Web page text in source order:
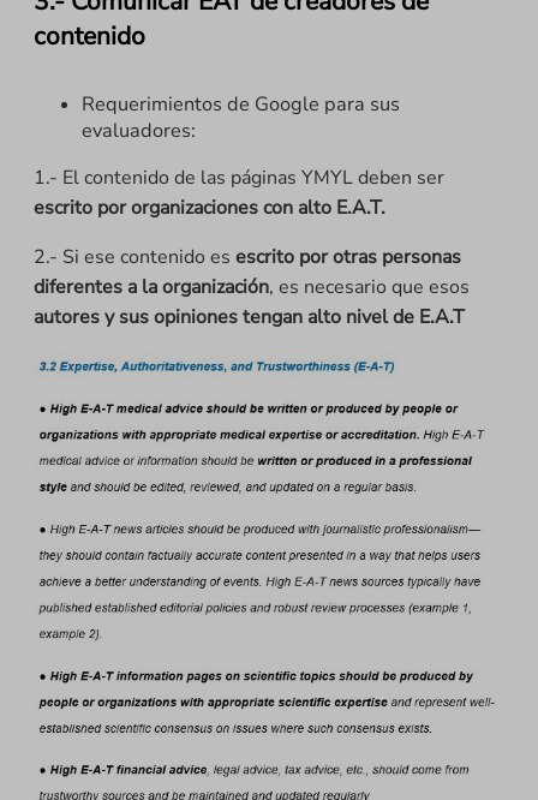
contenido
Requerimientos de Google para sus
evaluadores:
1.- El contenido de las páginas YMYL deben ser
escrito por organizaciones con alto E.A.T.
2.- Si ese contenido es escrito por otras personas
diferentes a la organización, es necesario que esos
autores y sus opiniones tengan alto nivel de E.A.T